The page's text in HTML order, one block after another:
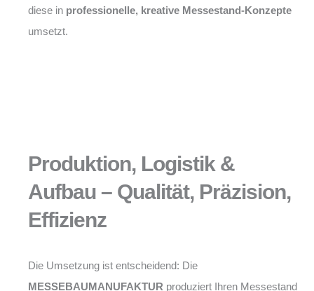
diese in professionelle, kreative Messestand-Konzepte
umsetzt.
Produktion, Logistik &
Aufbau – Qualität, Präzision,
Effizienz
Die Umsetzung ist entscheidend: Die
MESSEBAUMANUFAKTUR produziert Ihren Messestand